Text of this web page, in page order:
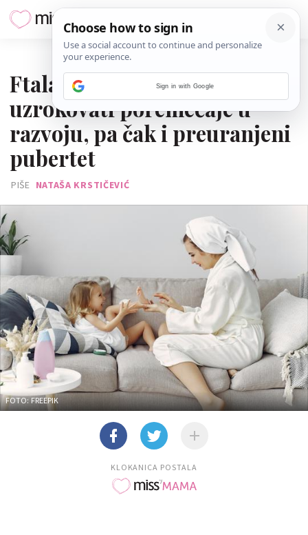
Ftalati u kozmetici mogu
uzrokovati poremećaje u
razvoju, pa čak i preuranjeni
pubertet
PIŠE NATAŠA KRSTIČEVIĆ
FOTO: FREEPIK
KLOKANICA POSTALA
Sign in with Google